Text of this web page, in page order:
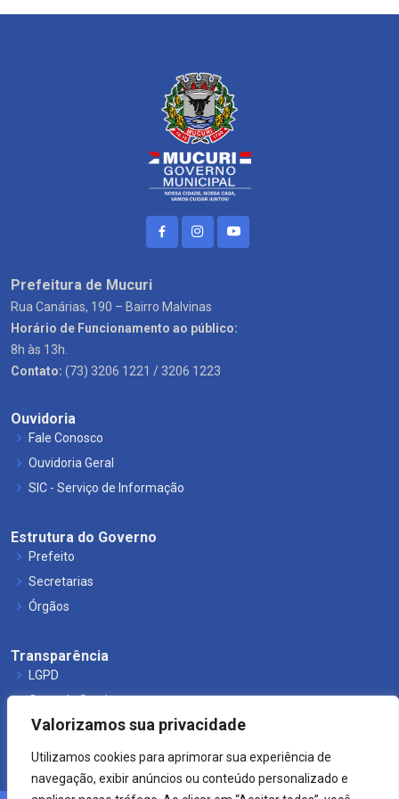
Valorizamos sua privacidade
Utilizamos cookies para aprimorar sua experiência de
navegação, exibir anúncios ou conteúdo personalizado e
Prefeitura de Mucuri
Rua Canárias, 190 – Bairro Malvinas
Horário de Funcionamento ao público:
8h às 13h.
Contato: (73) 3206 1221 / 3206 1223
Ouvidoria
Fale Conosco
Ouvidoria Geral
SIC - Serviço de Informação
Estrutura do Governo
Prefeito
Secretarias
Órgãos
Transparência
LGPD
Carta de Serviços
Leis Municipais